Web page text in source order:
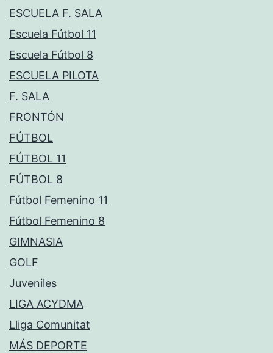
ESCUELA F. SALA
Escuela Fútbol 11
Escuela Fútbol 8
ESCUELA PILOTA
F. SALA
FRONTÓN
FÚTBOL
FÚTBOL 11
FÚTBOL 8
Fútbol Femenino 11
Fútbol Femenino 8
GIMNASIA
GOLF
Juveniles
LIGA ACYDMA
Lliga Comunitat
MÁS DEPORTE